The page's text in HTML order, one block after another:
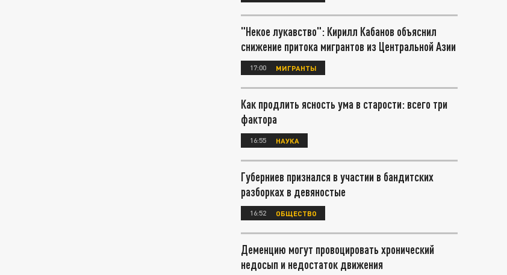
"Некое лукавство": Кирилл Кабанов объяснил
снижение притока мигрантов из Центральной Азии
17:00 МИГРАНТЫ
Как продлить ясность ума в старости: всего три
фактора
16:55 НАУКА
Губерниев признался в участии в бандитских
разборках в девяностые
16:52 ОБЩЕСТВО
Деменцию могут провоцировать хронический
недосып и недостаток движения